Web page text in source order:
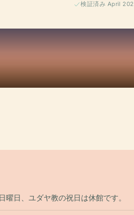
検証済み April
日、ユダヤ教の祝日は休館です。